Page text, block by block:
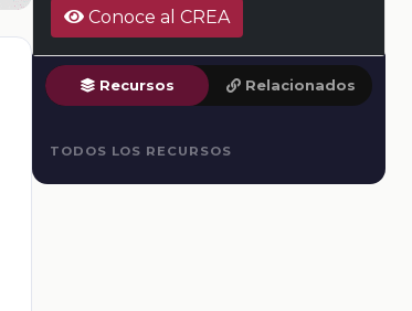
Conoce al CREA
Recursos Relacionados
TODOS LOS RECURSOS